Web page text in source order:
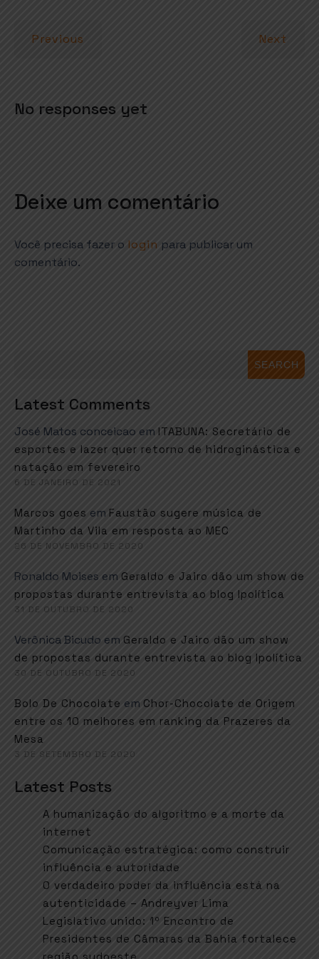
p o
Previous Next
No responses yet
Deixe um comentário
Você precisa fazer o login para publicar um
comentário.
SEARCH
Latest Comments
José Matos conceicao em ITABUNA: Secretário de
esportes e lazer quer retorno de hidroginástica e
natação em fevereiro
6 DE JANEIRO DE 2021
Marcos goes em Faustão sugere música de
Martinho da Vila em resposta ao MEC
26 DE NOVEMBRO DE 2020
Ronaldo Moises em Geraldo e Jairo dão um show de
propostas durante entrevista ao blog Ipolítica
31 DE OUTUBRO DE 2020
Verônica Bicudo em Geraldo e Jairo dão um show
de propostas durante entrevista ao blog Ipolítica
30 DE OUTUBRO DE 2020
Bolo De Chocolate em Chor-Chocolate de Origem
entre os 10 melhores em ranking da Prazeres da
Mesa
3 DE SETEMBRO DE 2020
Latest Posts
A humanização do algoritmo e a morte da
internet
Comunicação estratégica: como construir
influência e autoridade
O verdadeiro poder da influência está na
autenticidade – Andreyver Lima
Legislativo unido: 1º Encontro de
Presidentes de Câmaras da Bahia fortalece